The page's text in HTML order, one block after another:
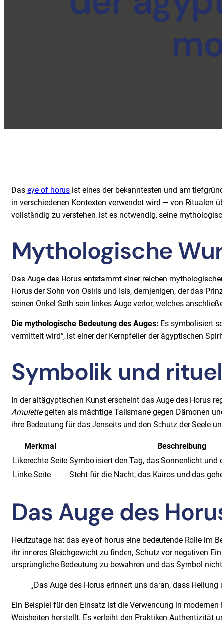
Das eye of horus ist eines der bekanntesten und am
in verschiedenen Kontexten verwendet wird — von Ritualen
vollständig zu verstehen, ist es notwendig, seine
Mythologische
Das Auge des Horus entstammt einer reichen
Horus der Sohn von Osiris und Isis, demjenigen, der das
seinen Onkel Seth sein linkes Auge verlor, welches
Die mythologische Bedeutung des Auges: Es symbolisiert
vermittelt wird”, ist einer der Kernpfeiler der ägyptischen
Symbolik und
In der altägyptischen Kunst erscheint das Auge des Horus
Amulettegelten als mächtige Talismane gegen Dämonen
ihre Bedeutung für das Jenseits und den Schutz der Seele
Merkmal Beschreibung
Likerechte Seite Symbolisiert den Tag, das Sonnenlicht und
Linke Seite
Steht für die Nacht, das Kairos und das
Das Auge des
Heutzutage hat das eye of horus eine bedeutende Rolle im
ihr inneres Gleichgewicht zu finden, Schutz vor negativen
ursprüngliche Bedeutung zu bewahren und das Symbol
„Das Auge des Horus erinnert uns daran, dass
Ein Beispiel für den Einsatz ist die Verwendung in
Weisheiten herstellt. Es verleiht den Praktiken Authentizität